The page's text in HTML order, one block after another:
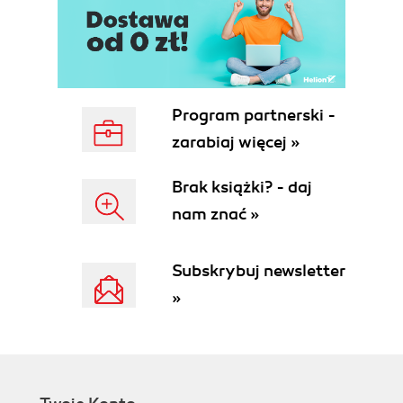
Okno narzędzi (68)
Graficzne okna projektowe (69)
Edytory kodu (70)
Dostosowywanie edytorów (73)
Solution Explorer (74)
Okno Properties (74)
Przyczepianie (75)
Dokowanie (76)
Rozdział 3. Rozszerzenia platformy i języków .NET
w wersji 2005 (79)
Program partnerski -
zarabiaj więcej »
Brak książki? - daj
nam znać »
Subskrybuj newsletter
»